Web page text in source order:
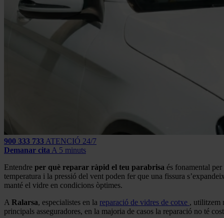
900 333 733 ATENCIÓ 24/7
Demanar cita A 5 minuts
Entendre per què reparar ràpid el teu parabrisa és fonamental
temperatura i la pressió del vent poden fer que una fissura
manté el vidre en condicions òptimes.
A Ralarsa, especialistes en la reparació de vidres de cotxe , utilitzem
principals asseguradores, en la majoria de casos la reparació no té